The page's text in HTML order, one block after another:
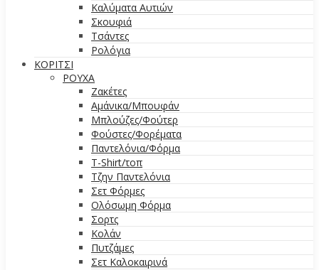
Καλύματα Αυτιών
Σκουφιά
Τσάντες
Ρολόγια
ΚΟΡΙΤΣΙ
ΡΟΥΧΑ
Ζακέτες
Αμάνικα/Μπουφάν
Μπλούζες/Φούτερ
Φούστες/Φορέματα
Παντελόνια/Φόρμα
T-Shirt/τοπ
Τζην Παντελόνια
Σετ Φόρμες
Ολόσωμη Φόρμα
Σορτς
Κολάν
Πυτζάμες
Σετ Καλοκαιρινά